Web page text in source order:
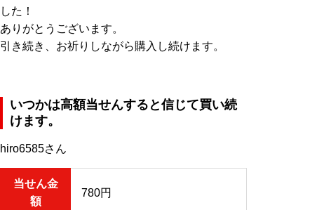
した！
ありがとうございます。
引き続き、お祈りしながら購入し続けます。
いつかは高額当せんすると信じて買い続
けます。
hiro6585さん
当せん金
額
780円